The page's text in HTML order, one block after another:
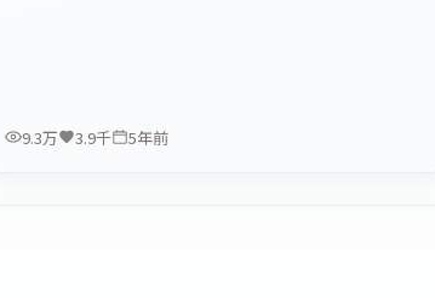
9.3万 3.9千 5年前